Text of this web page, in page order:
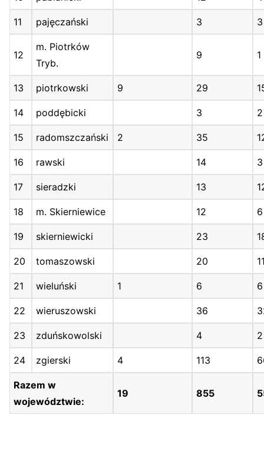
11 pajęczański 3 3
12
m. Piotrków
Tryb.
9 1
13 piotrkowski 9 29
14 poddębicki 3 2
15 radomszczański 2 35
16 rawski 14 3
17 sieradzki 13
18 m. Skierniewice 12 6
19 skierniewicki 23
20 tomaszowski 20
21 wieluński 1 6 6
22 wieruszowski 36
23 zduńskowolski 4 2
24 zgierski 4 113
Razem w
województwie:
19 855